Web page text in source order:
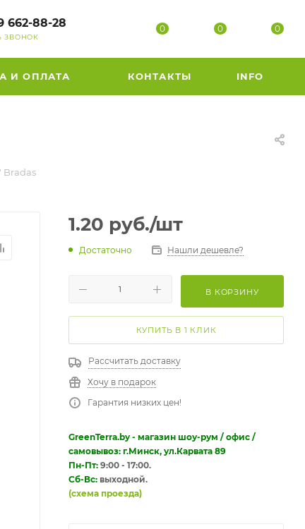
662-88-28
ЗВОНОК
0 0 0
И ОПЛАТА КОНТАКТЫ INFO
Bradas
1.20 руб./шт
Достаточно Нашли дешевле?
В КОРЗИНУ
КУПИТЬ В 1 КЛИК
Рассчитать доставку
Хочу в подарок
Гарантия низких цен!
GreenTerra.by - магазин шоу-рум / офис /
самовывоз: г.Минск, ул.Карвата 89
Пн-Пт: 9:00 - 17:00.
Сб-Вс: выходной.
(схема проезда)